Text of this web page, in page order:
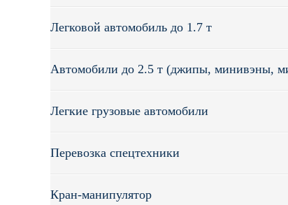
ГАРАНТИЯ
В штате работают
Легковой автомобиль до 1.7 т
Автомобили до 2.5 т (джипы, минивэны,
Легкие грузовые автомобили
Перевозка спецтехники
Кран-манипулятор